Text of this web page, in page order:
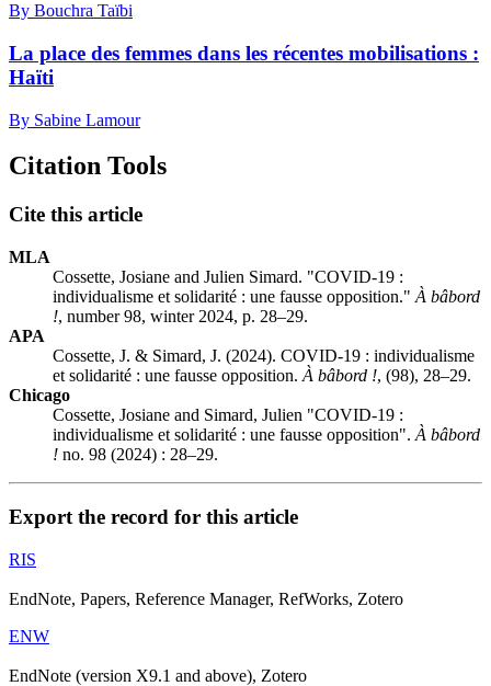
By Bouchra Taïbi
La place des femmes dans les récentes mobilisations :
Haïti
By Sabine Lamour
Citation Tools
Cite this article
MLA
Cossette, Josiane and Julien Simard. "COVID-19 :
individualisme et solidarité : une fausse opposition." À bâbord
!, number 98, winter 2024, p. 28–29.
APA
Cossette, J. & Simard, J. (2024). COVID-19 : individualisme
et solidarité : une fausse opposition. À bâbord !, (98), 28–29.
Chicago
Cossette, Josiane and Simard, Julien "COVID-19 :
individualisme et solidarité : une fausse opposition". À bâbord
! no. 98 (2024) : 28–29.
Export the record for this article
RIS
EndNote, Papers, Reference Manager, RefWorks, Zotero
ENW
EndNote (version X9.1 and above), Zotero